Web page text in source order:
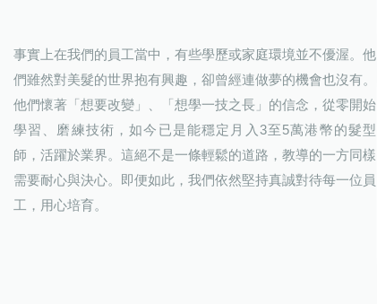
事實上在我們的員工當中，有些學歷或家庭環境並不優渥。他
們雖然對美髮的世界抱有興趣，卻曾經連做夢的機會也沒有。
他們懷著「想要改變」、「想學一技之長」的信念，從零開始
學習、磨練技術，如今已是能穩定月入3至5萬港幣的髮型
師，活躍於業界。這絕不是一條輕鬆的道路，教導的一方同樣
需要耐心與決心。即便如此，我們依然堅持真誠對待每一位員
工，用心培育。